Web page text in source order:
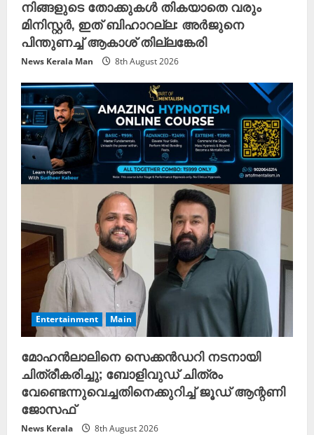
നിങ്ങളുടെ തോക്കുകള്‍ തികയാതെ വരും
മിനിസ്റ്റര്‍, ഇത് ബിഹാറല്ല: അര്‍ജുനെ
പിന്തുണച്ച് ആകാശ് തില്ലങ്കേരി
News Kerala Man 8th August 2026
Entertainment Main
മോഹൻലാലിനെ സെക്കൻഡറി നടനായി
ചിത്രീകരിച്ചു; ബോളിവുഡ് ചിത്രം
വേണ്ടെന്നുവെച്ചതിനെക്കുറിച്ച് ജൂഡ് ആന്റണി
ജോസഫ്
News Kerala 8th August 2026